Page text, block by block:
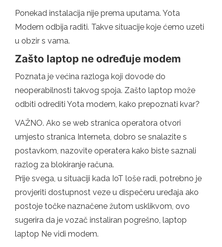
Ponekad instalacija nije prema uputama. Yota
Modem odbija raditi. Takve situacije koje ćemo uzeti
u obzir s vama.
Zašto laptop ne određuje modem
Poznata je većina razloga koji dovode do
neoperabilnosti takvog spoja. Zašto laptop može
odbiti odrediti Yota modem, kako prepoznati kvar?
VAŽNO. Ako se web stranica operatora otvori
umjesto stranica Interneta, dobro se snalazite s
postavkom, nazovite operatera kako biste saznali
razlog za blokiranje računa.
Prije svega, u situaciji kada IoT loše radi, potrebno je
provjeriti dostupnost veze u dispečeru uređaja ako
postoje točke naznačene žutom usklikvom, ovo
sugerira da je vozač instaliran pogrešno, laptop
laptop Ne vidi modem.